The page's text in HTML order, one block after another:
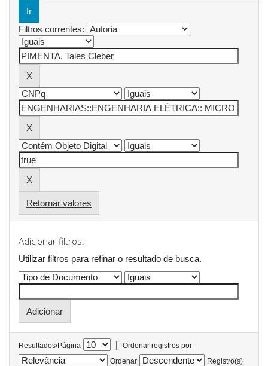
Filtros correntes:
Retornar valores
Adicionar filtros:
Utilizar filtros para refinar o resultado de busca.
Resultados/Página |
Ordenar registros por
Ordenar
Registro(s)